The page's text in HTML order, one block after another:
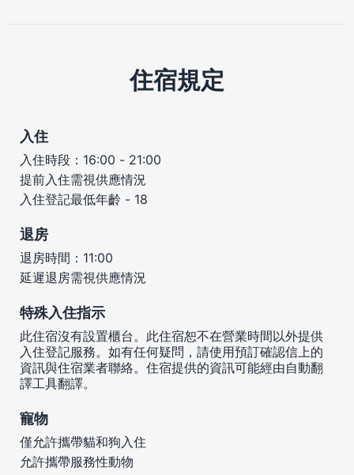
住宿規定
入住
入住時段：16:00 - 21:00
提前入住需視供應情況
入住登記最低年齡 - 18
退房
退房時間：11:00
延遲退房需視供應情況
特殊入住指示
此住宿沒有設置櫃台。此住宿恕不在營業時間以外提供
入住登記服務。如有任何疑問，請使用預訂確認信上的
資訊與住宿業者聯絡。住宿提供的資訊可能經由自動翻
譯工具翻譯。
寵物
僅允許攜帶貓和狗入住
允許攜帶服務性動物